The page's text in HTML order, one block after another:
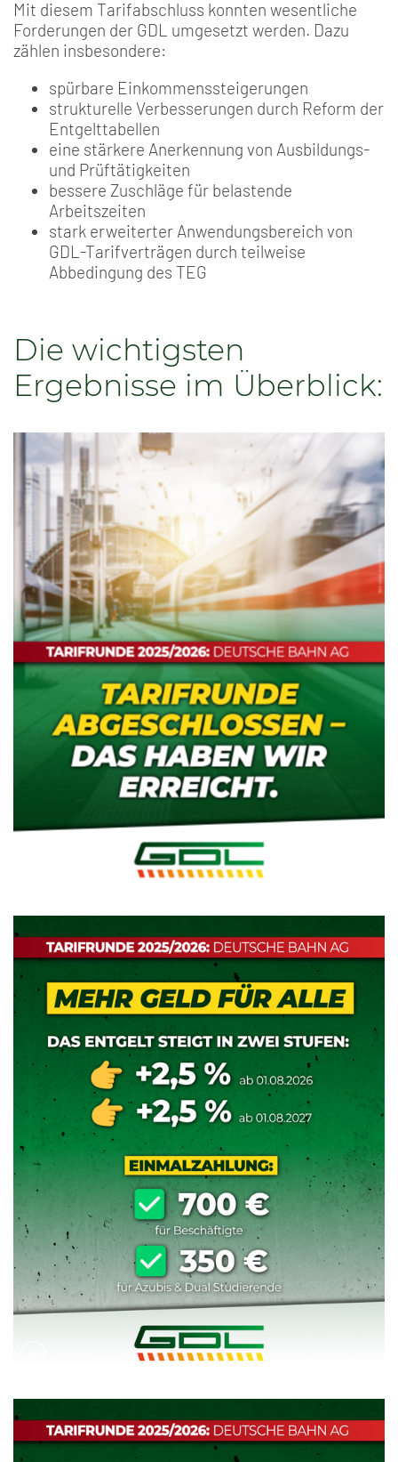
Mit diesem Tarifabschluss konnten wesentliche
Forderungen der GDL umgesetzt werden. Dazu
zählen insbesondere:
spürbare Einkommenssteigerungen
strukturelle Verbesserungen durch Reform der
Entgelttabellen
eine stärkere Anerkennung von Ausbildungs-
und Prüftätigkeiten
bessere Zuschläge für belastende
Arbeitszeiten
stark erweiterter Anwendungsbereich von
GDL-Tarifverträgen durch teilweise
Abbedingung des TEG
Die wichtigsten
Ergebnisse im Überblick: